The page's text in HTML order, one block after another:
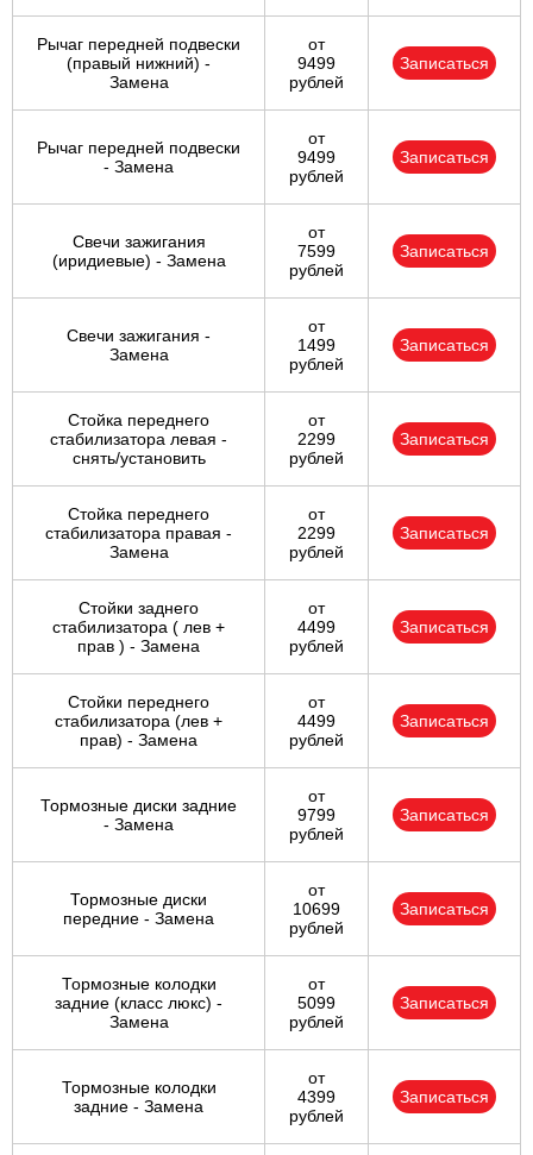
Рычаг передней подвески
(правый нижний) -
Замена
от
9499
рублей
Записаться
Рычаг передней подвески
- Замена
от
9499
рублей
Записаться
Свечи зажигания
(иридиевые) - Замена
от
7599
рублей
Записаться
Свечи зажигания -
Замена
от
1499
рублей
Записаться
Стойка переднего
стабилизатора левая -
снять/установить
от
2299
рублей
Записаться
Стойка переднего
стабилизатора правая -
Замена
от
2299
рублей
Записаться
Стойки заднего
стабилизатора ( лев +
прав ) - Замена
от
4499
рублей
Записаться
Стойки переднего
стабилизатора (лев +
прав) - Замена
от
4499
рублей
Записаться
Тормозные диски задние
- Замена
от
9799
рублей
Записаться
Тормозные диски
передние - Замена
от
10699
рублей
Записаться
Тормозные колодки
задние (класс люкс) -
Замена
от
5099
рублей
Записаться
Тормозные колодки
задние - Замена
от
4399
рублей
Записаться